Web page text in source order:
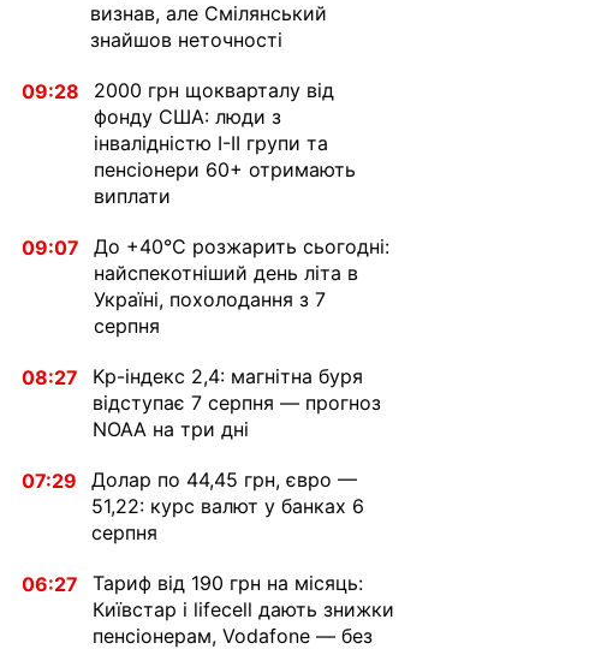
визнав, але Смілянський
знайшов неточності
09:28
2000 грн щокварталу від
фонду США: люди з
інвалідністю I-II групи та
пенсіонери 60+ отримають
виплати
09:07
До +40°С розжарить сьогодні:
найспекотніший день літа в
Україні, похолодання з 7
серпня
08:27
Kp-індекс 2,4: магнітна буря
відступає 7 серпня — прогноз
NOAA на три дні
07:29
Долар по 44,45 грн, євро —
51,22: курс валют у банках 6
серпня
06:27
Тариф від 190 грн на місяць:
Київстар і lifecell дають знижки
пенсіонерам, Vodafone — без